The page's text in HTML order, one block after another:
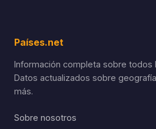
Países.net
Información completa sobre todos
Datos actualizados sobre
más.
Sobre nosotros